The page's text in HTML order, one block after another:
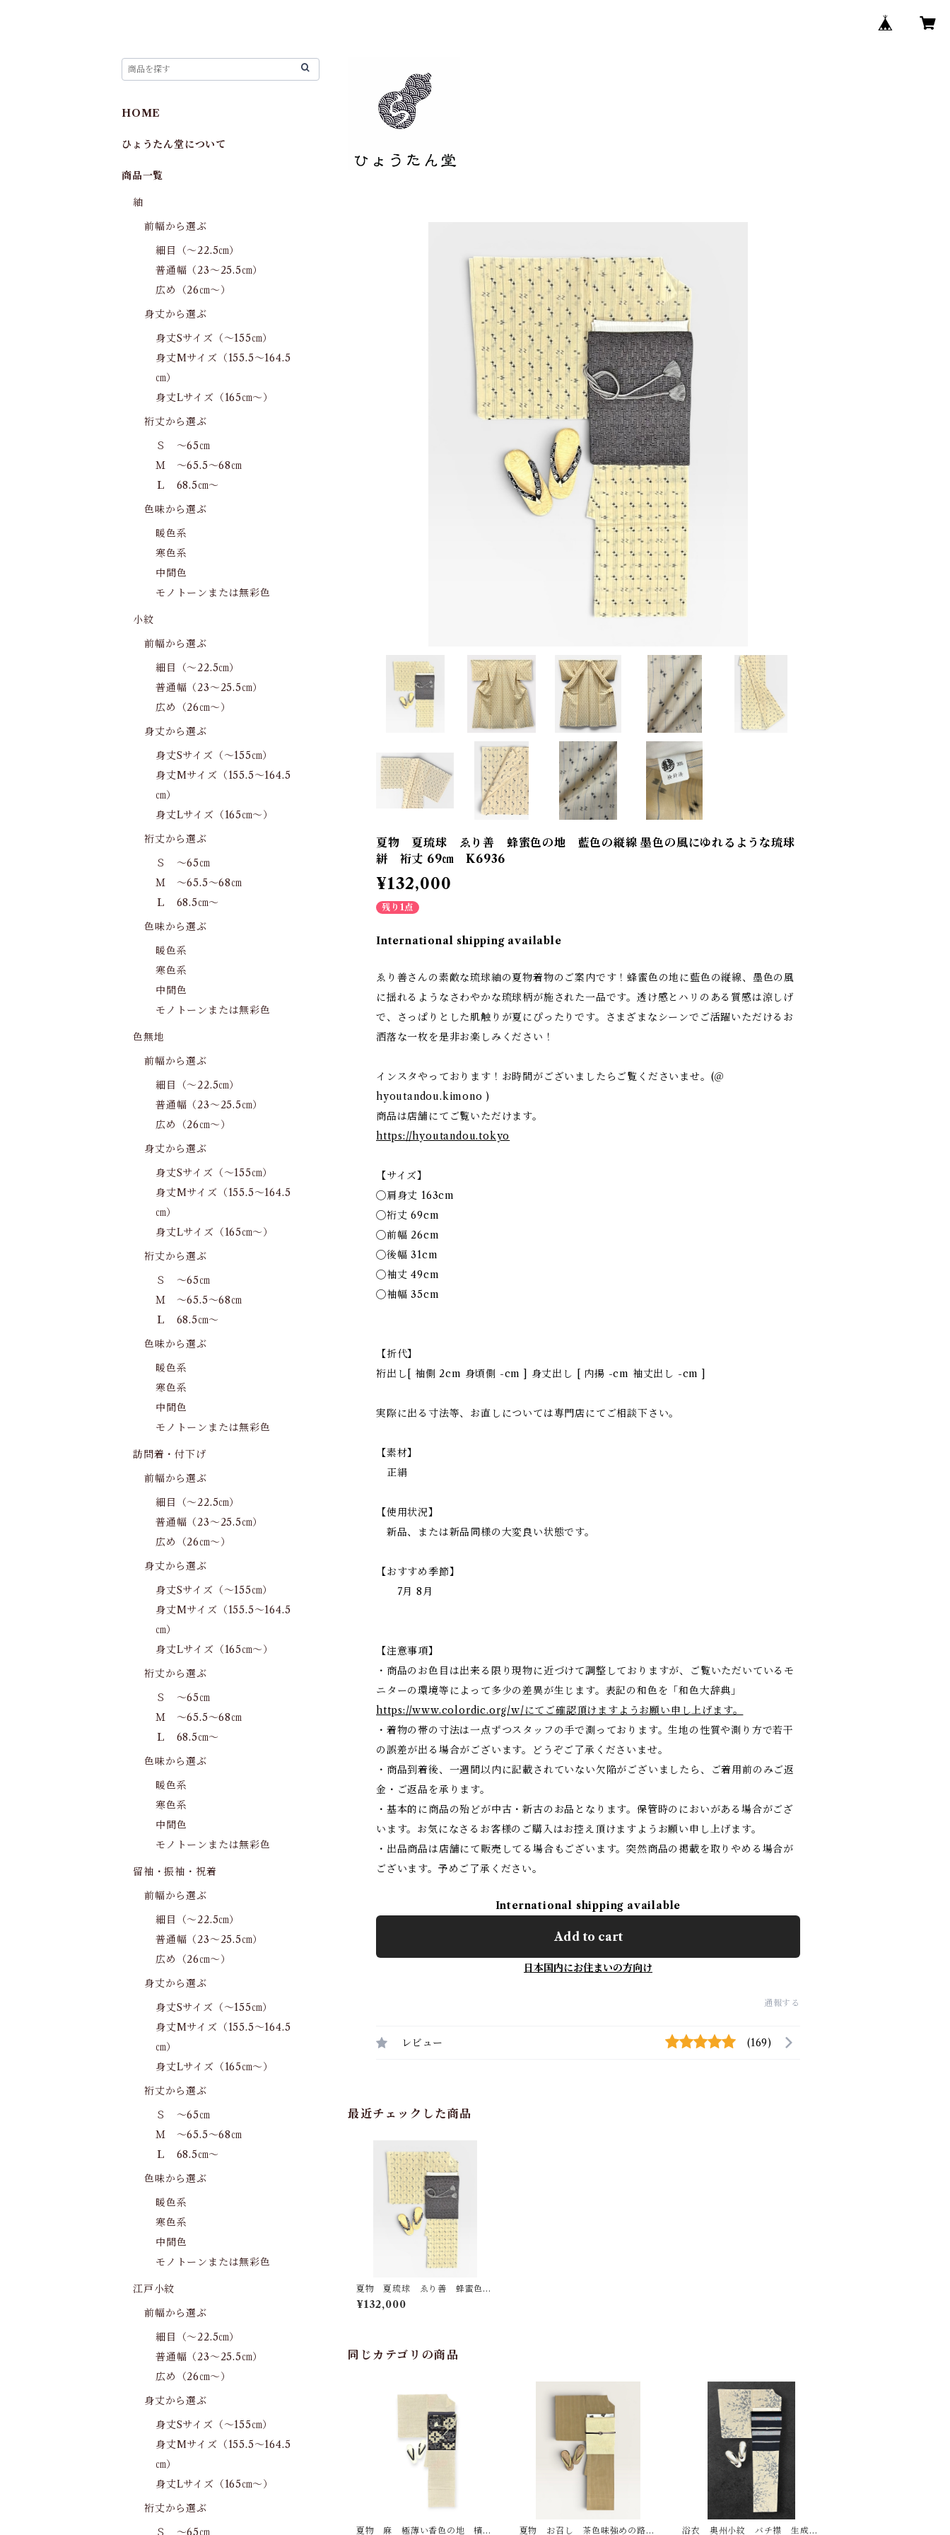
夏物 夏琉球 ゑり善 蜂蜜色の地 藍色の縦線 墨色の風にゆれるような琉球
絣 裄丈 69㎝ K6936
¥132,000
残り1点
International shipping available
ゑり善さんの素敵な琉球紬の夏物着物のご案内です！蜂蜜色の地に藍色の縦線、墨色の風
に揺れるようなさわやかな琉球柄が施された一品です。透け感とハリのある質感は涼しげ
で、さっぱりとした肌触りが夏にぴったりです。さまざまなシーンでご活躍いただけるお
洒落な一枚を是非お楽しみください！
インスタやっております！お時間がございましたらご覧くださいませ。(＠
hyoutandou.kimono )
商品は店舗にてご覧いただけます。
https://hyoutandou.tokyo
【サイズ】
◯肩身丈 163cm
◯裄丈 69cm
◯前幅 26cm
◯後幅 31cm
◯袖丈 49cm
◯袖幅 35cm
【折代】
裄出し[ 袖側 2cm 身頃側 -cm ] 身丈出し [ 内揚 -cm 袖丈出し -cm ]
実際に出る寸法等、お直しについては専門店にてご相談下さい。
【素材】
正絹
【使用状況】
新品、または新品同様の大変良い状態です。
【おすすめ季節】
7月 8月
【注意事項】
・商品のお色目は出来る限り現物に近づけて調整しておりますが、ご覧いただいているモ
ニターの環境等によって多少の差異が生じます。表記の和色を「和色大辞典」
https://www.colordic.org/w/にてご確認頂けますようお願い申し上げます。
・着物の帯の寸法は一点ずつスタッフの手で測っております。生地の性質や測り方で若干
の誤差が出る場合がございます。どうぞご了承くださいませ。
・商品到着後、一週間以内に記載されていない欠陥がございましたら、ご着用前のみご返
金・ご返品を承ります。
・基本的に商品の殆どが中古・新古のお品となります。保管時のにおいがある場合がござ
います。お気になさるお客様のご購入はお控え頂けますようお願い申し上げます。
・出品商品は店舗にて販売してる場合もございます。突然商品の掲載を取りやめる場合が
ございます。予めご了承ください。
International shipping available
Add to cart
日本国内にお住まいの方向け
通報する
レビュー (169)
最近チェックした商品
夏物 夏琉球 ゑり善 蜂蜜色の
地 藍色の縦線 墨色の風にゆれ
るような琉球絣 裄丈 69㎝ K6
¥132,000
同じカテゴリの商品
夏物 麻 極薄い香色の地 檳榔 夏物 お召し 茶色味強めの路考 浴衣 奥州小紋 バチ襟 生成色
HOME
ひょうたん堂について
商品一覧
紬
前幅から選ぶ
細目（～22.5㎝）
普通幅（23～25.5㎝）
広め（26㎝～）
身丈から選ぶ
身丈Sサイズ（～155㎝）
身丈Mサイズ（155.5～164.5
㎝）
身丈Lサイズ（165㎝～）
裄丈から選ぶ
Ｓ ～65㎝
Ｍ ～65.5～68㎝
Ｌ 68.5㎝～
色味から選ぶ
暖色系
寒色系
中間色
モノトーンまたは無彩色
小紋
前幅から選ぶ
細目（～22.5㎝）
普通幅（23～25.5㎝）
広め（26㎝～）
身丈から選ぶ
身丈Sサイズ（～155㎝）
身丈Mサイズ（155.5～164.5
㎝）
身丈Lサイズ（165㎝～）
裄丈から選ぶ
Ｓ ～65㎝
Ｍ ～65.5～68㎝
Ｌ 68.5㎝～
色味から選ぶ
暖色系
寒色系
中間色
モノトーンまたは無彩色
色無地
前幅から選ぶ
細目（～22.5㎝）
普通幅（23～25.5㎝）
広め（26㎝～）
身丈から選ぶ
身丈Sサイズ（～155㎝）
身丈Mサイズ（155.5～164.5
㎝）
身丈Lサイズ（165㎝～）
裄丈から選ぶ
Ｓ ～65㎝
Ｍ ～65.5～68㎝
Ｌ 68.5㎝～
色味から選ぶ
暖色系
寒色系
中間色
モノトーンまたは無彩色
訪問着・付下げ
前幅から選ぶ
細目（～22.5㎝）
普通幅（23～25.5㎝）
広め（26㎝～）
身丈から選ぶ
身丈Sサイズ（～155㎝）
身丈Mサイズ（155.5～164.5
㎝）
身丈Lサイズ（165㎝～）
裄丈から選ぶ
Ｓ ～65㎝
Ｍ ～65.5～68㎝
Ｌ 68.5㎝～
色味から選ぶ
暖色系
寒色系
中間色
モノトーンまたは無彩色
留袖・振袖・祝着
前幅から選ぶ
細目（～22.5㎝）
普通幅（23～25.5㎝）
広め（26㎝～）
身丈から選ぶ
身丈Sサイズ（～155㎝）
身丈Mサイズ（155.5～164.5
㎝）
身丈Lサイズ（165㎝～）
裄丈から選ぶ
Ｓ ～65㎝
Ｍ ～65.5～68㎝
Ｌ 68.5㎝～
色味から選ぶ
暖色系
寒色系
中間色
モノトーンまたは無彩色
江戸小紋
前幅から選ぶ
細目（～22.5㎝）
普通幅（23～25.5㎝）
広め（26㎝～）
身丈から選ぶ
身丈Sサイズ（～155㎝）
身丈Mサイズ（155.5～164.5
㎝）
身丈Lサイズ（165㎝～）
裄丈から選ぶ
Ｓ ～65㎝